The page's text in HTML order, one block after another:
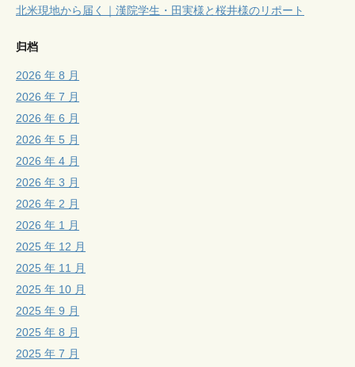
北米現地から届く｜漢院学生・田実様と桜井様のリポート
归档
2026 年 8 月
2026 年 7 月
2026 年 6 月
2026 年 5 月
2026 年 4 月
2026 年 3 月
2026 年 2 月
2026 年 1 月
2025 年 12 月
2025 年 11 月
2025 年 10 月
2025 年 9 月
2025 年 8 月
2025 年 7 月